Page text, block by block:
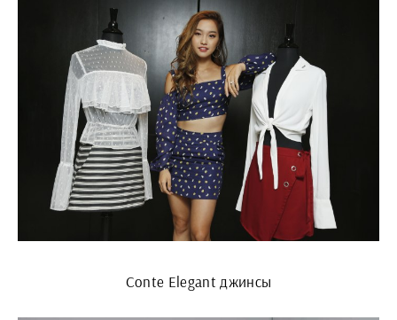
Conte Elegant джинсы